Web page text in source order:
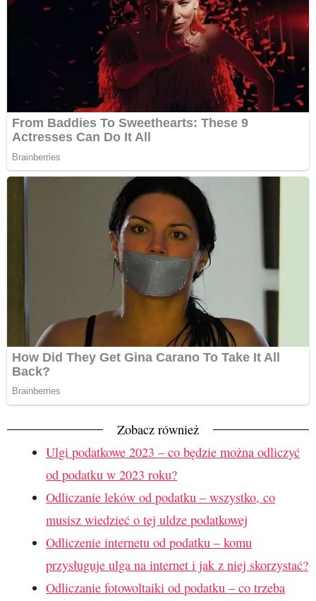
Zobacz również
Ulgi podatkowe 2023 – co będzie można odliczyć
od podatku w 2023 roku?
Odliczanie leków od podatku – wszystko, co
musisz wiedzieć o tej uldze podatkowej
Odliczenie internetu od podatku – komu
przysługuje ulga na internet i jak z niej skorzystać?
Odliczanie fotowoltaiki od podatku – co trzeba